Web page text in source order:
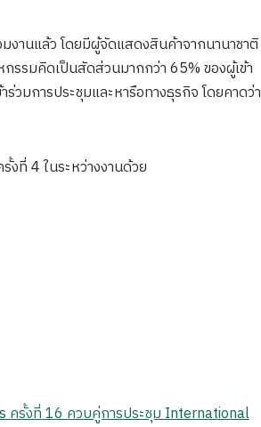
งานแล้ว โดยมีผู้จัดแสดงสินค้าจากนานาชาติ
รมคิดเป็นสัดส่วนมากกว่า 65% ของผู้เข้า
มการประชุมและหารือทางธุรกิจ โดยคาดว่า
งที่ 4 ในระหว่างงานด้วย
ครั้งที่ 16 ควบคู่การประชุม International